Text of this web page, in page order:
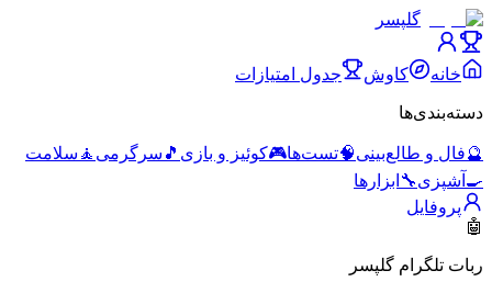
گلپسر
خانه کاوش جدول امتیازات
دسته‌بندی‌ها
🔮فال و طالع‌بینی🧠تست‌ها🎮کوئیز و بازی 🎵 سرگرمی 🧘 سلامت
🍳 آشپزی🔧 ابزارها
پروفایل
🤖
ربات تلگرام گلپسر